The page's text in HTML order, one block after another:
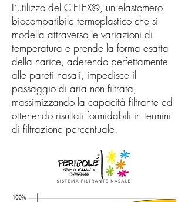
L’utilizzo del C-FLEX©, un elastomero
biocompatibile termoplastico che si
modella attraverso le variazioni di
temperatura e prende la forma esatta
della narice, aderendo perfettamente
alle pareti nasali, impedisce il
passaggio di aria non filtrata,
massimizzando la capacità filtrante ed
ottenendo risultati formidabili in termini
di filtrazione percentuale.